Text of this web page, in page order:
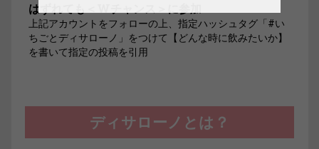
はずれても＜Wチャンス＞に参加
上記アカウントをフォローの上、指定ハッシュタグ「#い
ちごとディサローノ」をつけて【どんな時に飲みたいか】
を書いて指定の投稿を引用
ディサローノとは？